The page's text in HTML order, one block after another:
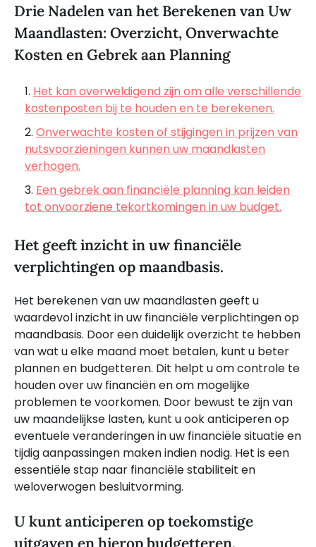
Drie Nadelen van het Berekenen van Uw
Maandlasten: Overzicht, Onverwachte
Kosten en Gebrek aan Planning
Het kan overweldigend zijn om alle verschillende
kostenposten bij te houden en te berekenen.
Onverwachte kosten of stijgingen in prijzen van
nutsvoorzieningen kunnen uw maandlasten
verhogen.
Een gebrek aan financiële planning kan leiden
tot onvoorziene tekortkomingen in uw budget.
Het geeft inzicht in uw financiële
verplichtingen op maandbasis.
Het berekenen van uw maandlasten geeft u
waardevol inzicht in uw financiële verplichtingen op
maandbasis. Door een duidelijk overzicht te hebben
van wat u elke maand moet betalen, kunt u beter
plannen en budgetteren. Dit helpt u om controle te
houden over uw financiën en om mogelijke
problemen te voorkomen. Door bewust te zijn van
uw maandelijkse lasten, kunt u ook anticiperen op
eventuele veranderingen in uw financiële situatie en
tijdig aanpassingen maken indien nodig. Het is een
essentiële stap naar financiële stabiliteit en
weloverwogen besluitvorming.
U kunt anticiperen op toekomstige
uitgaven en hierop budgetteren.